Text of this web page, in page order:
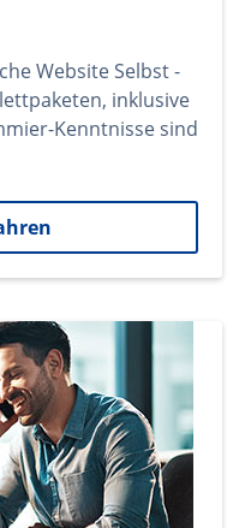
Website Selbst -
inklusive
Kenntnisse sind